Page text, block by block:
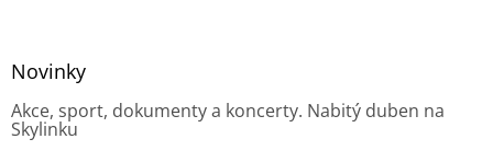
Novinky
Akce, sport, dokumenty a koncerty. Nabitý duben na
Skylinku